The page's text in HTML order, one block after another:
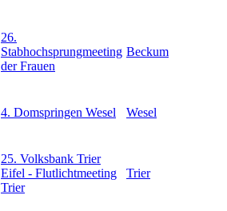
26.
Stabhochsprungmeeting
der Frauen
Beckum
4. Domspringen Wesel Wesel
25. Volksbank Trier
Eifel - Flutlichtmeeting
Trier
Trier